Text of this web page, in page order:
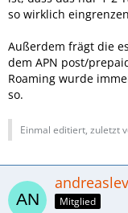
so wirklich
Außerdem frägt die
dem APN post/
Roaming wurde
so.
Einmal editiert, zuletzt
andreaslev
Mitglied